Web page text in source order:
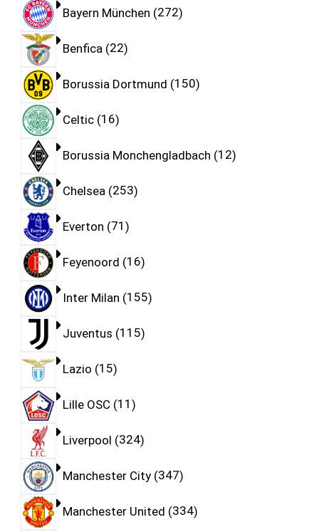
Bayern München 272
Benfica 22
Borussia Dortmund 150
Celtic 16
Borussia Monchengladbach 12
Chelsea 253
Everton 71
Feyenoord 16
Inter Milan 155
Juventus 115
Lazio 15
Lille OSC 11
Liverpool 324
Manchester City 347
Manchester United 334